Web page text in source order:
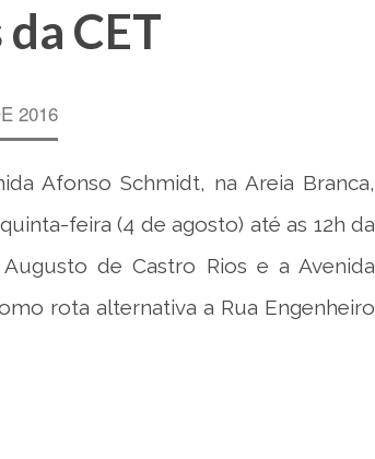
CET
2016
Afonso Schmidt, na Areia Branca,
feira (4 de agosto) até as 12h da
de Castro Rios e a Avenida
rota alternativa a Rua Engenheiro